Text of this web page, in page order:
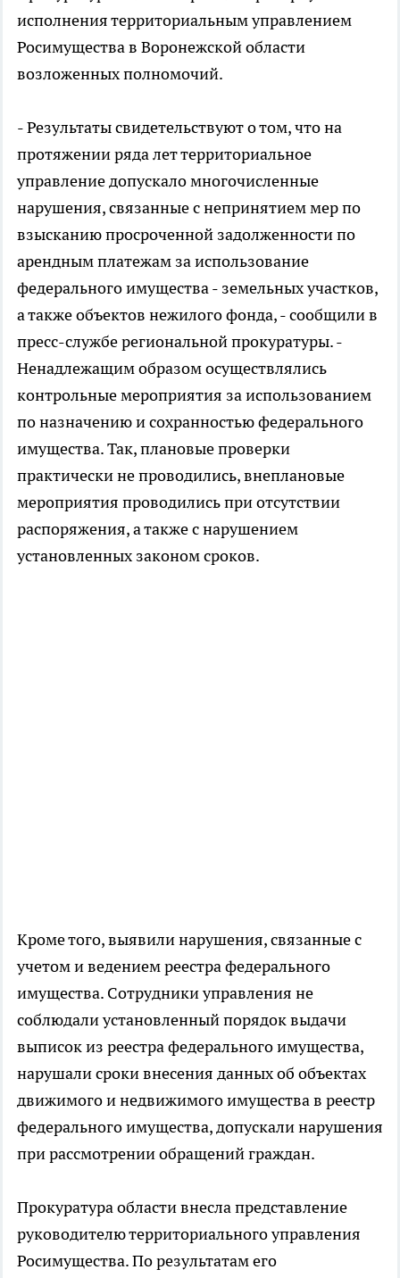
исполнения территориальным управлением
Росимущества в Воронежской области
возложенных полномочий.
- Результаты свидетельствуют о том, что на
протяжении ряда лет территориальное
управление допускало многочисленные
нарушения, связанные с непринятием мер по
взысканию просроченной задолженности по
арендным платежам за использование
федерального имущества - земельных участков,
а также объектов нежилого фонда, - сообщили в
пресс-службе региональной прокуратуры. -
Ненадлежащим образом осуществлялись
контрольные мероприятия за использованием
по назначению и сохранностью федерального
имущества. Так, плановые проверки
практически не проводились, внеплановые
мероприятия проводились при отсутствии
распоряжения, а также с нарушением
установленных законом сроков.
Кроме того, выявили нарушения, связанные с
учетом и ведением реестра федерального
имущества. Сотрудники управления не
соблюдали установленный порядок выдачи
выписок из реестра федерального имущества,
нарушали сроки внесения данных об объектах
движимого и недвижимого имущества в реестр
федерального имущества, допускали нарушения
при рассмотрении обращений граждан.
Прокуратура области внесла представление
руководителю территориального управления
Росимущества. По результатам его